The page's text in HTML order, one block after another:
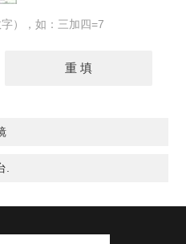
），如：三加四=7
.